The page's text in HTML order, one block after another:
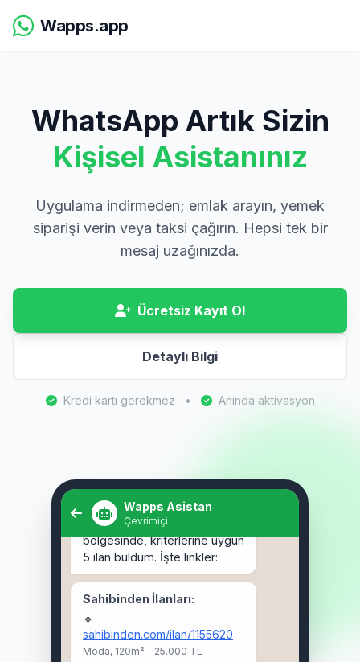
Wapps.app
WhatsApp Artık Sizin
Kişisel Asistanınız
Uygulama indirmeden; emlak arayın, yemek
siparişi verin veya taksi çağırın. Hepsi tek bir
mesaj uzağınızda.
Ücretsiz Kayıt Ol
Detaylı Bilgi
Kredi kartı gerekmez • Anında aktivasyon
Wapps Asistan
Çevrimiçi
ev arıyorum. 🏠
Selam Ahmet! 👋 Kadıköy
bölgesinde, kriterlerine uygun
5 ilan buldum. İşte linkler:
Sahibinden İlanları:
🔹
sahibinden.com/ilan/1155620
Moda, 120m² - 25.000 TL